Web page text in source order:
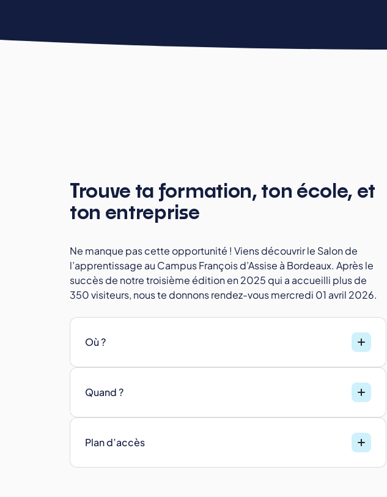
Toutes les formations
Trouve ta formation, ton école, et
ton entreprise
Ne manque pas cette opportunité ! Viens découvrir le Salon de
l’apprentissage au Campus François d’Assise à Bordeaux. Après le
succès de notre troisième édition en 2025 qui a accueilli plus de
350 visiteurs, nous te donnons rendez-vous mercredi 01 avril 2026.
Où ?
Quand ?
Plan d’accès